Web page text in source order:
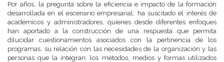
Por años, la pregunta sobre la eficiencia e impacto de la formación
desarrollada en el escenario empresarial, ha suscitado el interés de
académicos y administradores, quienes desde diferentes enfoques
han aportado a la construcción de una respuesta que permita
dilucidar cuestionamientos asociados con la pertinencia de los
programas, su relación con las necesidades de la organización y las
personas que la integran, los métodos, medios y formas utilizados